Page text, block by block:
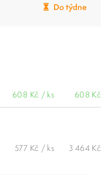
Do týdne
608 Kč / ks 608 Kč
577 Kč / ks 3 464 Kč